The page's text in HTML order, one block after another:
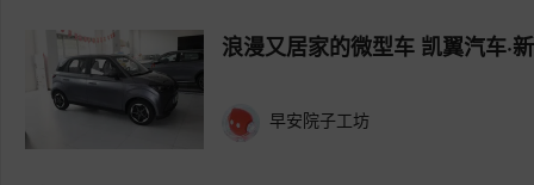
浪漫又居家的微型车 凯翼汽车·
早安院子工坊